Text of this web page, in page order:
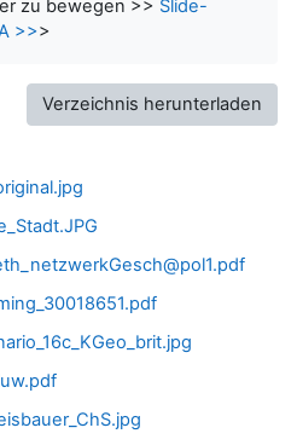
zu bewegen >> Slide-
>>>
Verzeichnis herunterladen